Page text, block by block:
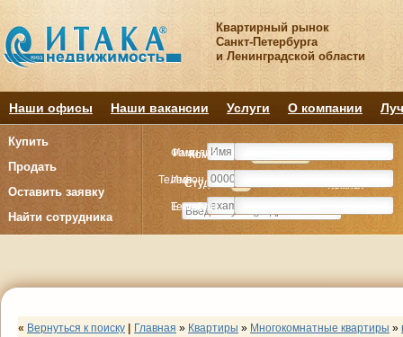
Квартирный рынок
Санкт-Петербурга
и Ленинградской области
Наши офисы Наши вакансии Услуги О компании
Купить
Продать
Оставить заявку
Найти сотрудника
Комнату
Студия Комнат
Комнату
Студия Комнат
Имя
Телефон
E-mail
Фамилия
Имя
Телефон
« Вернуться к поиску Главная » Квартиры » Многокомнатные квартиры »